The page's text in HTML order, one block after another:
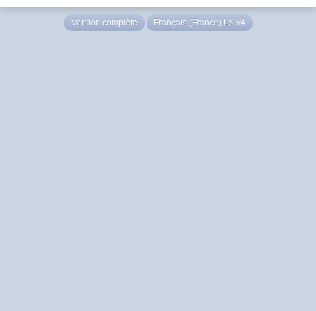
Version complète Français (France) LS v4